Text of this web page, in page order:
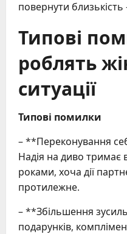
повернути
Типові
роблять
ситуації
Типові помилки
– **Переконування
Надія на диво тримає
роками, хоча дії
протилежне.
– **Збільшення
подарунків,